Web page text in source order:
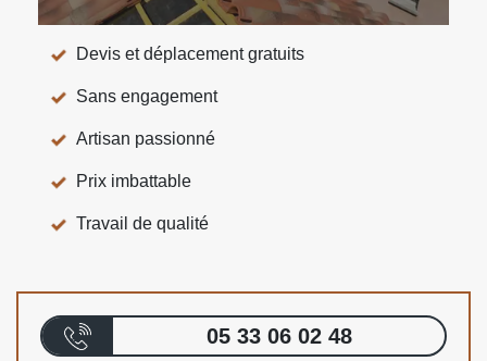
Devis et déplacement gratuits
Sans engagement
Artisan passionné
Prix imbattable
Travail de qualité
05 33 06 02 48